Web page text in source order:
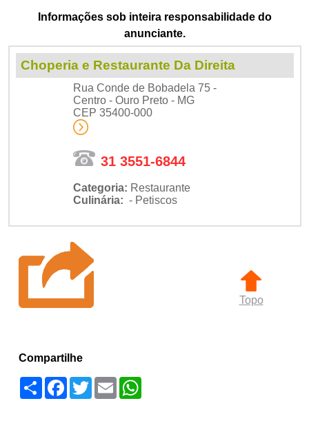
Informações sob inteira responsabilidade do
anunciante.
Choperia e Restaurante Da Direita
Rua Conde de Bobadela 75 -
Centro - Ouro Preto - MG
CEP 35400-000
31 3551-6844
Categoria: Restaurante
Culinária: - Petiscos
Topo
Compartilhe
Compartilhar
Facebook
TwitterEmailWhatsApp